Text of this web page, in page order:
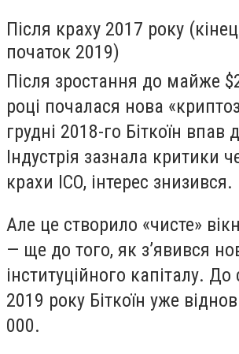
Після краху 2017 року
початок 2019)
Після зростання до майже
році почалася нова
грудні 2018-го Біткоїн впав
Індустрія зазнала критики
крахи ICO, інтерес знизився.
Але це створило «чисте»
— ще до того, як з’явився
інституційного капіталу.
2019 року Біткоїн уже
000.